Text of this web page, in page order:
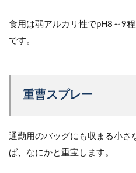
食用は弱アルカリ性でpH8～9
です。
重曹スプレー
通勤用のバッグにも収まる小さ
ば、なにかと重宝します。